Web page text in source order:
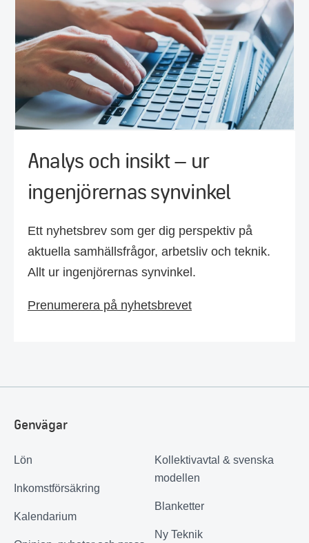
Analys och insikt – ur
ingenjörernas synvinkel
Ett nyhetsbrev som ger dig perspektiv på
aktuella samhällsfrågor, arbetsliv och teknik.
Allt ur ingenjörernas synvinkel.
Prenumerera på nyhetsbrevet
Genvägar
Lön
Inkomstförsäkring
Kalendarium
Kollektivavtal & svenska
modellen
Blanketter
Ny Teknik